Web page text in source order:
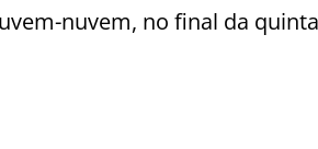
nuvem, no final da